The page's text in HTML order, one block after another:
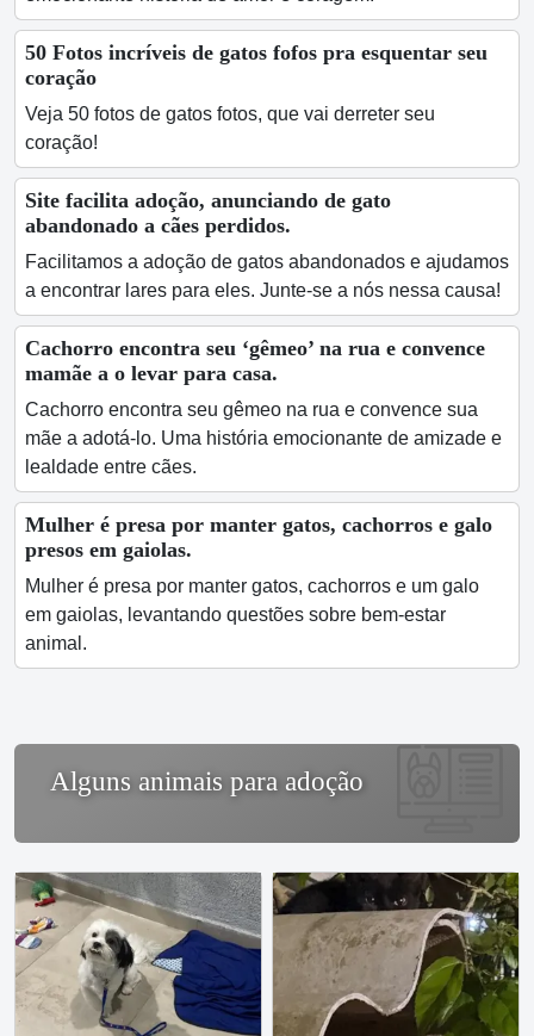
50 Fotos incríveis de gatos fofos pra esquentar seu
coração
Veja 50 fotos de gatos fotos, que vai derreter seu
coração!
Site facilita adoção, anunciando de gato
abandonado a cães perdidos.
Facilitamos a adoção de gatos abandonados e ajudamos
a encontrar lares para eles. Junte-se a nós nessa causa!
Cachorro encontra seu ‘gêmeo’ na rua e convence
mamãe a o levar para casa.
Cachorro encontra seu gêmeo na rua e convence sua
mãe a adotá-lo. Uma história emocionante de amizade e
lealdade entre cães.
Mulher é presa por manter gatos, cachorros e galo
presos em gaiolas.
Mulher é presa por manter gatos, cachorros e um galo
em gaiolas, levantando questões sobre bem-estar
animal.
Alguns animais para adoção